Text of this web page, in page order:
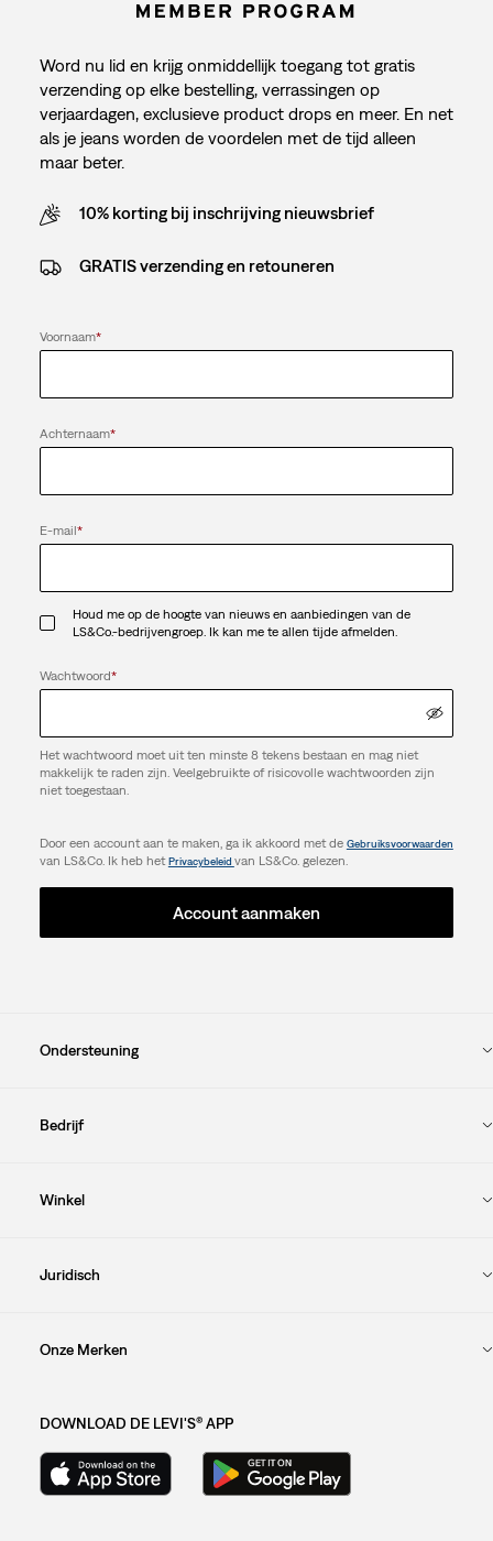
Word nu lid en krijg onmiddellijk toegang tot gratis
verzending op elke bestelling, verrassingen op
verjaardagen, exclusieve product drops en meer. En net
als je jeans worden de voordelen met de tijd alleen
maar beter.
10% korting bij inschrijving nieuwsbrief
GRATIS verzending en retouneren
Voornaam*
Achternaam*
E-mail*
Houd me op de hoogte van nieuws en aanbiedingen van de
LS&Co.-bedrijvengroep. Ik kan me te allen tijde afmelden.
Wachtwoord*
Het wachtwoord moet uit ten minste 8 tekens bestaan en mag niet
makkelijk te raden zijn. Veelgebruikte of risicovolle wachtwoorden zijn
niet toegestaan.
Door een account aan te maken, ga ik akkoord met de Gebruiksvoorwaarden
van LS&Co. Ik heb hetPrivacybeleid van LS&Co. gelezen.
Account aanmaken
Ondersteuning
Bedrijf
Winkel
Juridisch
Onze Merken
DOWNLOAD DE LEVI'S® APP